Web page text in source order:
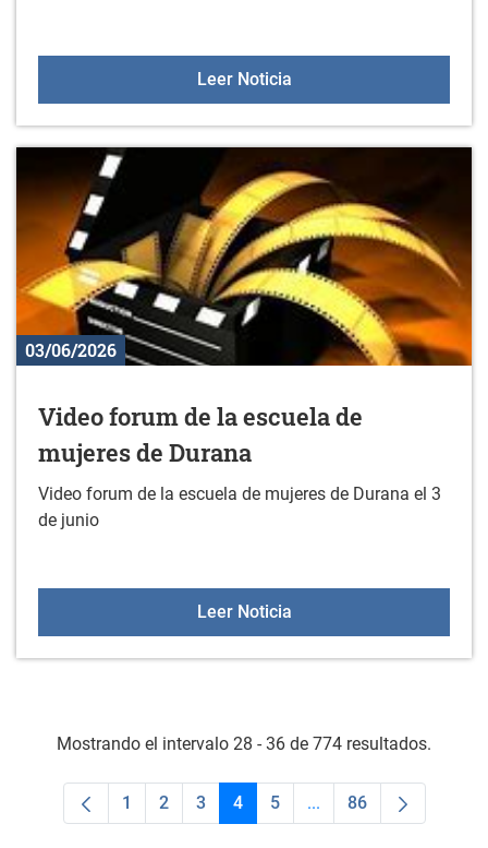
Leer NoticiaI. Festival Sabin
03/06/2026
Video forum de la escuela de
mujeres de Durana
Video forum de la escuela de mujeres de Durana el 3
de junio
Leer NoticiaVideo forum de la
Mostrando el intervalo 28 - 36 de 774 resultados.
Página
1 Página
2 Página
3 Página
4 Página
5 ...Páginas intermedias
Página
86